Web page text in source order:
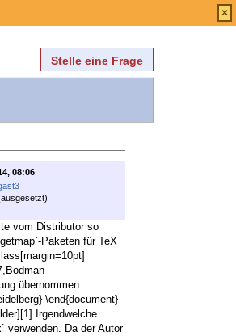
Stelle eine Frage
08:06
vom Distributor so
Paketen für TeX
übernommen:
\end{document}
Irgendwelche
verwenden. Da der Autor
×